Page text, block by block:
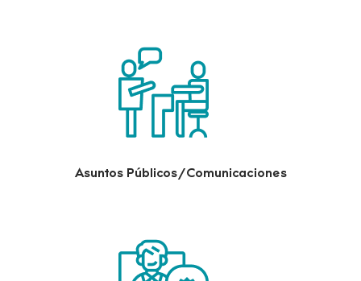
Asuntos Públicos/Comunicaciones